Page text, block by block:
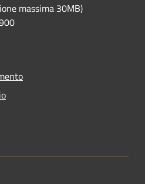
massima 30MB)